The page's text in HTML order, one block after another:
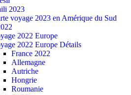
2023
voyage 2023 en Amérique du Sud
2022 Europe
2022 Europe Détails
France 2022
Allemagne
Autriche
Hongrie
Roumanie